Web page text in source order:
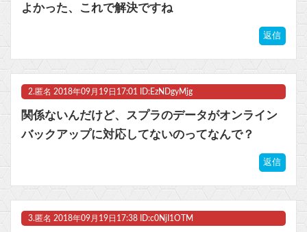
任天堂「今期中にSwitch2ソフトを6000万本売る（現在946万本達成）」
ビットコイン再び1600万円へ。ドル円は147円に
Powered by livedoor 相互RSS
よかった、これで解決ですね
返信
2. 匿名 2018年09月19日17:01 ID:EzNDgyMjg
関係ないんだけど、スプラのデータがオンライン
バックアップに対応してないのってなんで？
返信
3. 匿名 2018年09月19日17:38 ID:c0NjI1OTM